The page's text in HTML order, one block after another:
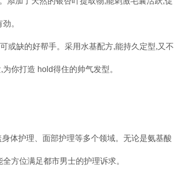
。
或缺的好帮手。采用水基配方,能持久定型,又不
你打造 hold得住的帅气发型。
体护理、面部护理等多个领域。无论是氨基酸
方位满足都市男士的护理诉求。